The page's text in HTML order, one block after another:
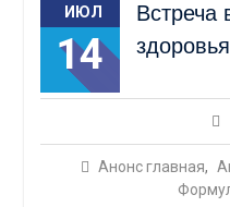
ИЮЛ
14
Встреча
здоровья
Анонс главная,